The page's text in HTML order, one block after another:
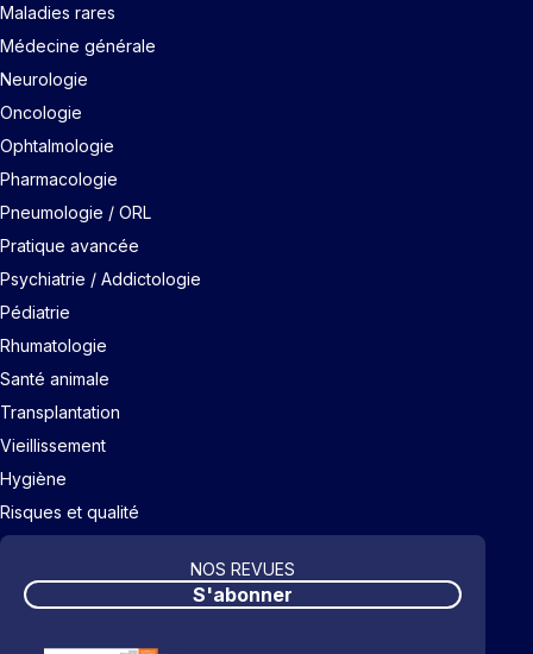
Maladies rares
Médecine générale
Neurologie
Oncologie
Ophtalmologie
Pharmacologie
Pneumologie / ORL
Pratique avancée
Psychiatrie / Addictologie
Pédiatrie
Rhumatologie
Santé animale
Transplantation
Vieillissement
Hygiène
Risques et qualité
NOS REVUES
S'abonner